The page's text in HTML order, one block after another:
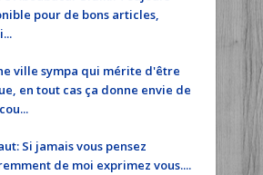
pour de bons articles,
ville sympa qui mérite d'être
en tout cas ça donne envie de
Si jamais vous pensez
de moi exprimez vous....